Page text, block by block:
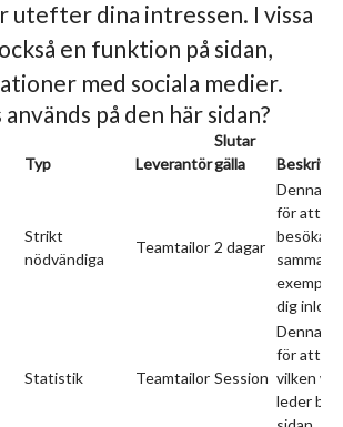
utefter dina intressen. I vissa
en funktion på sidan,
med sociala medier.
på den här sidan?
Typ Leverantör
Slutar
gälla
Strikt
nödvändiga
Teamtailor 2 dagar
Denna
för att
exempel
dig
Statistik Teamtailor Session
Denna
för att
vilken
leder